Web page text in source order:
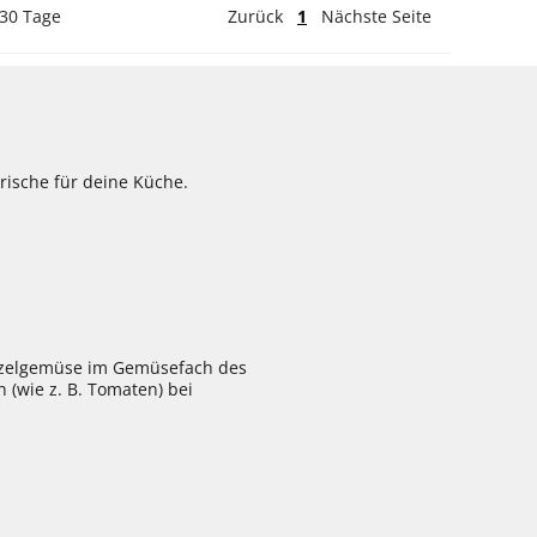
Tage Zurück 1 Nächste Seite
für deine Küche.
im Gemüsefach des
z. B. Tomaten) bei